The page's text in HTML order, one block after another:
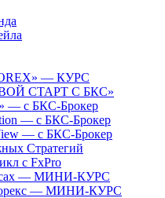
— КУРС
СТАРТ С БКС»
— с БКС-Брокер
— с БКС-Брокер
— с БКС-Брокер
Стратегий
с FxPro
— МИНИ-КУРС
— МИНИ-КУРС